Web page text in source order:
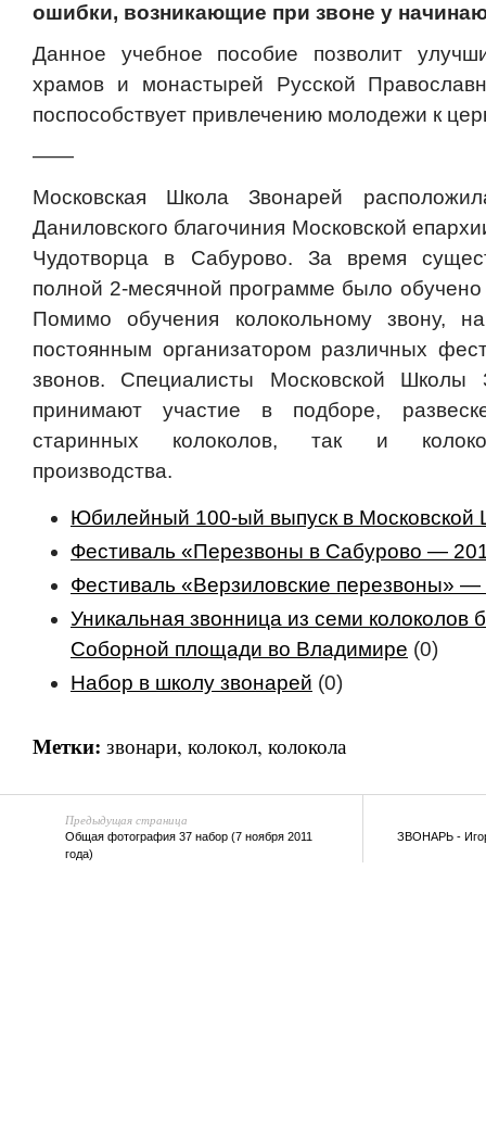
ошибки, возникающие при звоне у
Данное учебное пособие позволит
храмов и монастырей Русской
поспособствует привлечению молодежи к
——
Московская Школа Звонарей
Даниловского благочиния Московской
Чудотворца в Сабурово. За время
полной 2-месячной программе было
Помимо обучения колокольному звону,
постоянным организатором различных
звонов. Специалисты Московской Школы
принимают участие в подборе,
старинных колоколов, так и
производства.
Юбилейный 100-ый выпуск в Московской
Фестиваль «Перезвоны в Сабурово —
Фестиваль «Верзиловские перезвоны» —
Уникальная звонница из семи колоколов
Соборной площади во Владимире (0)
Набор в школу звонарей (0)
Метки: звонари, колокол, колокола
Предыдущая страница
Общая фотография 37 набор (7 ноября 2011
года)
ЗВОНАРЬ -